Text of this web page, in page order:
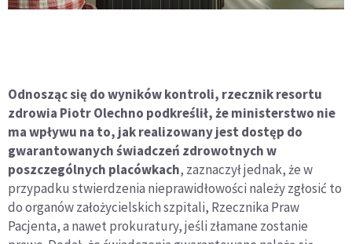
Odnosząc się do wyników kontroli, rzecznik resortu
zdrowia Piotr Olechno podkreślił, że ministerstwo nie
ma wpływu na to, jak realizowany jest dostęp do
gwarantowanych świadczeń zdrowotnych w
poszczególnych placówkach, zaznaczył jednak, że w
przypadku stwierdzenia nieprawidłowości należy zgłosić to
do organów założycielskich szpitali, Rzecznika Praw
Pacjenta, a nawet prokuratury, jeśli złamane zostanie